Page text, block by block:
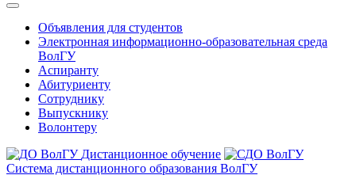
Объявления для студентов
Электронная информационно-образовательная среда
ВолГУ
Аспиранту
Абитуриенту
Сотруднику
Выпускнику
Волонтеру
Дистанционное обучение
Система дистанционного образования ВолГУ